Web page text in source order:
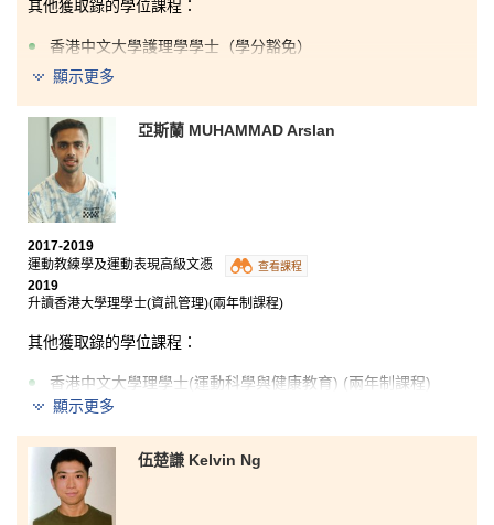
其他獲取錄的學位課程：
香港中文大學護理學學士（學分豁免）
香港科技大學理學士（生物科技）
我們除了在課堂上學習到醫學上的知識外，書院還提供
多元化的學習機會，包括到海外考察及交流、參觀本地
業界設備並了解其運作以及到香港大學精神病學系進行
實習，這些經歷增強了我對醫療行業的了解。此外，課
程的結構完善，講師們樂於為同學提供協助，給我們莫
大支持。
顯示更多
亞斯蘭 MUHAMMAD Arslan
2017-2019
運動教練學及運動表現高級文憑
查看課程
2019
升讀香港大學理學士(資訊管理)(兩年制課程)
其他獲取錄的學位課程：
香港中文大學理學士(運動科學與健康教育) (兩年制課程)
們協助我渡過難關，亦非常感謝學生發展資源中心的輔
導員教導我如何整理個人理歷及報讀大學課程。
顯示更多
伍楚謙 Kelvin Ng